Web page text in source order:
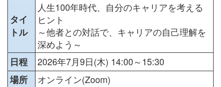
タイ
トル
人生100年時代、自分のキャリアを考える
ヒント
～他者との対話で、キャリアの自己理解を
深めよう～
日程
2026年7月9日(木) 14:00～15:30
場所
オンライン(Zoom)